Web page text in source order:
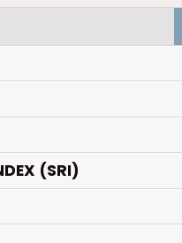
(SRI)